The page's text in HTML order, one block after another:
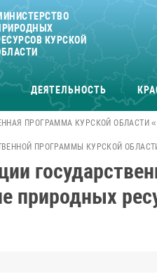
КУРСКОЙ
ДЕЯТЕЛЬНОСТЬ
ПРОГРАММА КУРСКОЙ
ПРОГРАММЫ КУРСКОЙ
природных